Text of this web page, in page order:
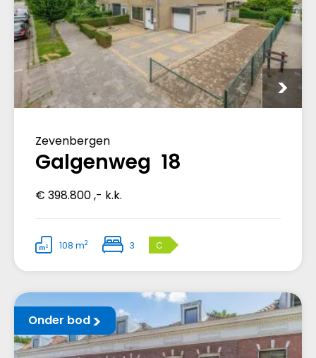
Zevenbergen
Galgenweg 18
€ 398.800 ,- k.k.
108 m2 3 C
Onder bod